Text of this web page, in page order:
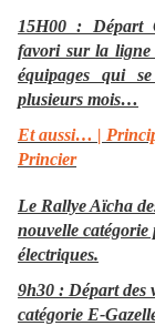
15H00 : Départ
favori sur la ligne
équipages qui
plusieurs mois…
Et aussi… |
Princier
Le Rallye Aïcha
nouvelle catégorie
électriques.
9h30 : Départ des
catégorie E-